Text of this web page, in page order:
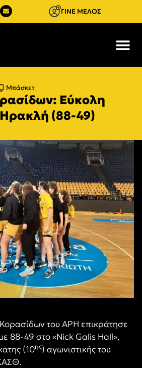
ΓΙΝΕ ΜΕΛΟΣ
Μπάσκετ
Εύκολη
Ηρακλή (88-49)
του ΑΡΗ επικράτησε
88-49 στο «Nick Galis Hall»,
(10ης) αγωνιστικής του